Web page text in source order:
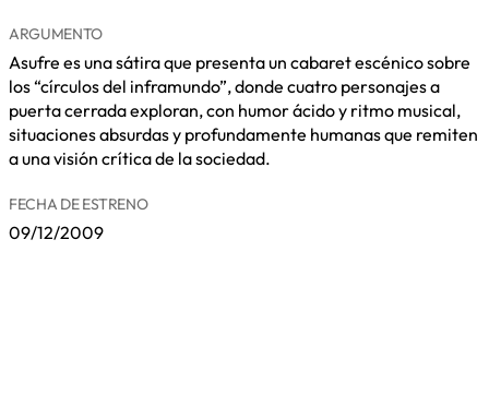
ARGUMENTO
Asufre es una sátira que presenta un cabaret escénico sobre
los “círculos del inframundo”, donde cuatro personajes a
puerta cerrada exploran, con humor ácido y ritmo musical,
situaciones absurdas y profundamente humanas que remiten
a una visión crítica de la sociedad.
FECHA DE ESTRENO
09/12/2009